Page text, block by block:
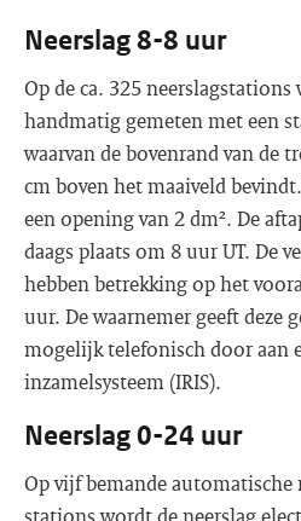
Neerslag 8-8 uur
Op de ca. 325 neerslagstations
handmatig gemeten met een
waarvan de bovenrand van de
cm boven het maaiveld
een opening van 2 dm². De
daags plaats om 8 uur UT. De
hebben betrekking op het
uur. De waarnemer geeft deze
mogelijk telefonisch door aan
inzamelsysteem (IRIS).
Neerslag 0-24 uur
Op vijf bemande
stations wordt de neerslag